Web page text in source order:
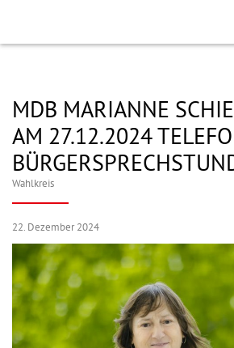
MDB MARIANNE
AM 27.12.2024
Wahlkreis
22. Dezember 2024